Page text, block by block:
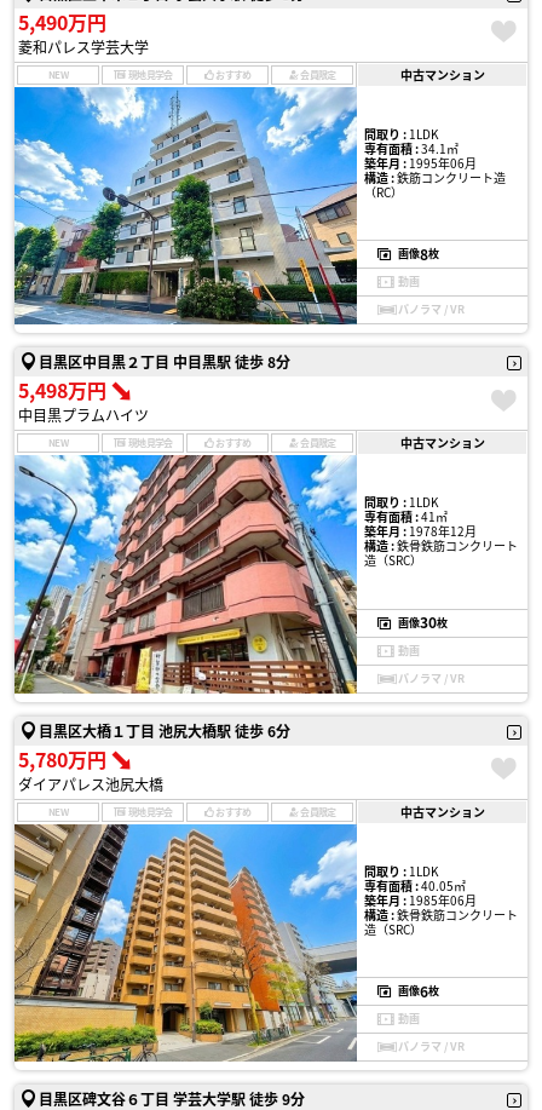
5,490万円
菱和パレス学芸大学
NEW 現地見学会 おすすめ 会員限定 中古マンション
間取り :1LDK
専有面積 :34.1㎡
築年月 :1995年06月
構造 :鉄筋コンクリート造
（RC）
画像8枚
動画
パノラマ / VR
目黒区中目黒２丁目 中目黒駅 徒歩 8分
5,498万円
中目黒プラムハイツ
NEW 現地見学会 おすすめ 会員限定 中古マンション
間取り :1LDK
専有面積 :41㎡
築年月 :1978年12月
構造 :鉄骨鉄筋コンクリート
造（SRC）
画像30枚
動画
パノラマ / VR
目黒区大橋１丁目 池尻大橋駅 徒歩 6分
5,780万円
ダイアパレス池尻大橋
NEW 現地見学会 おすすめ 会員限定 中古マンション
間取り :1LDK
専有面積 :40.05㎡
築年月 :1985年06月
構造 :鉄骨鉄筋コンクリート
造（SRC）
画像6枚
動画
パノラマ / VR
目黒区碑文谷６丁目 学芸大学駅 徒歩 9分